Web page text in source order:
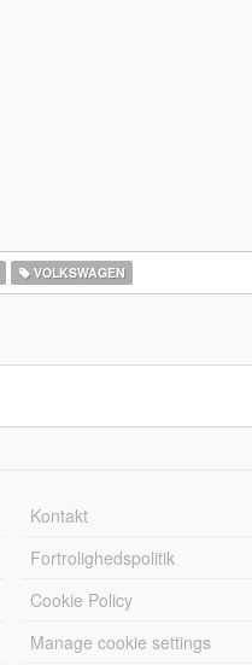
VOLKSWAGEN
Kontakt
Fortrolighedspolitik
Cookie Policy
Manage cookie settings